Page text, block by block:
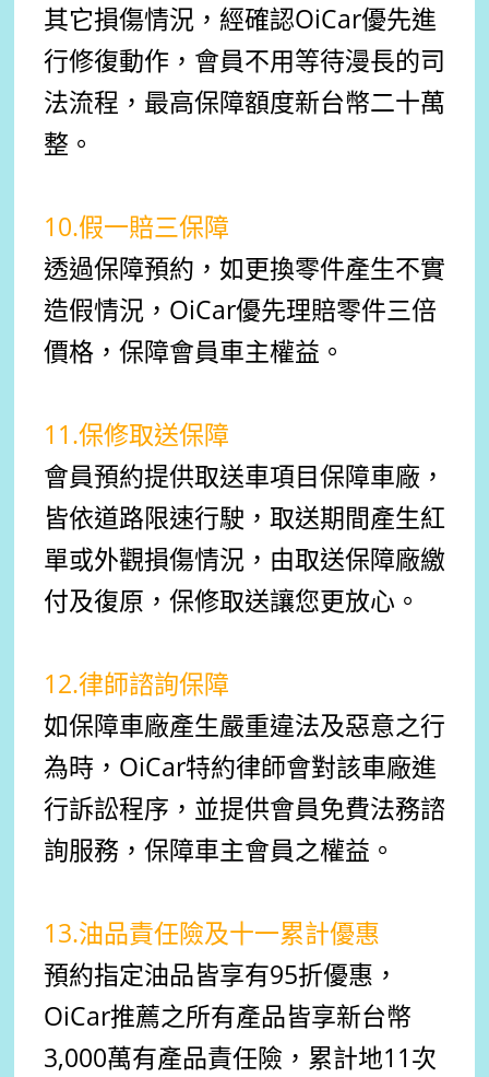
其它損傷情況，經確認OiCar優先進
行修復動作，會員不用等待漫長的司
法流程，最高保障額度新台幣二十萬
整。
10.假一賠三保障
透過保障預約，如更換零件產生不實
造假情況，OiCar優先理賠零件三倍
價格，保障會員車主權益。
11.保修取送保障
會員預約提供取送車項目保障車廠，
皆依道路限速行駛，取送期間產生紅
單或外觀損傷情況，由取送保障廠繳
付及復原，保修取送讓您更放心。
12.律師諮詢保障
如保障車廠產生嚴重違法及惡意之行
為時，OiCar特約律師會對該車廠進
行訴訟程序，並提供會員免費法務諮
詢服務，保障車主會員之權益。
13.油品責任險及十一累計優惠
預約指定油品皆享有95折優惠，
OiCar推薦之所有產品皆享新台幣
3,000萬有產品責任險，累計地11次